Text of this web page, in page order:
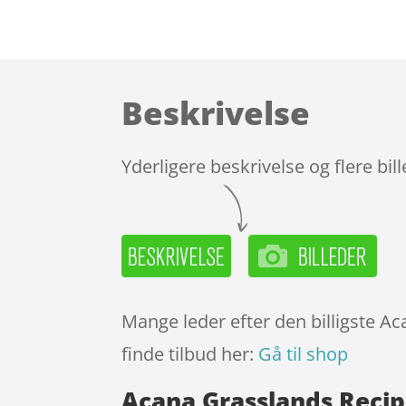
Beskrivelse
Yderligere beskrivelse og flere
Mange leder efter den billigste
finde tilbud her: Gå til shop